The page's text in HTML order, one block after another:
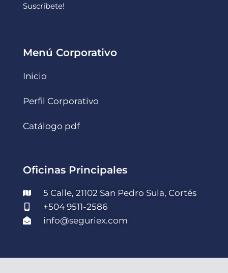
Suscríbete!
Menú Corporativo
Inicio
Perfil Corporativo
Catálogo pdf
Oficinas Principales
5 Calle, 21102 San Pedro Sula, Cortés
+504 9511-2586
info@seguriex.com